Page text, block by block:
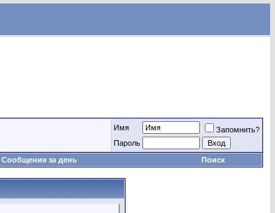
Имя
Запомнить?
Пароль
Сообщения за день Поиск